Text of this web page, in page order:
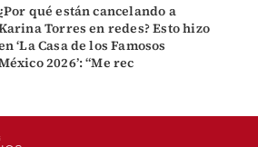
qué están cancelando a
Torres en redes? Esto hizo
‘La Casa de los Famosos
2026’: “Me rec